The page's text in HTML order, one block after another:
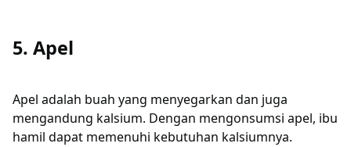
5. Apel
Apel adalah buah yang menyegarkan dan juga
mengandung kalsium. Dengan mengonsumsi apel, ibu
hamil dapat memenuhi kebutuhan kalsiumnya.